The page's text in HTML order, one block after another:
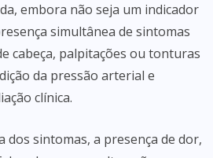
embora não seja um indicador
simultânea de sintomas
cabeça, palpitações ou tonturas
da pressão arterial e
clínica.
dos sintomas, a presença de dor,